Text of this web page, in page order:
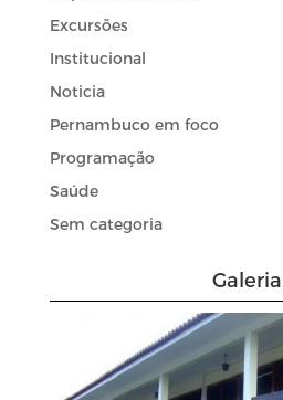
Excursões
Institucional
Noticia
Pernambuco em foco
Programação
Saúde
Sem categoria
Galeria